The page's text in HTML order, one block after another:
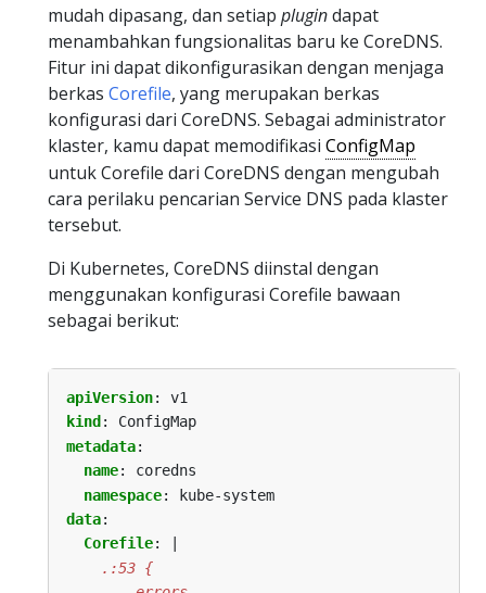
mudah dipasang, dan setiap plugindapat
menambahkan fungsionalitas baru ke CoreDNS.
Fitur ini dapat dikonfigurasikan dengan menjaga
berkas Corefile, yang merupakan berkas
konfigurasi dari CoreDNS. Sebagai administrator
klaster, kamu dapat memodifikasi ConfigMap
untuk Corefile dari CoreDNS dengan mengubah
cara perilaku pencarian Service DNS pada klaster
tersebut.
Di Kubernetes, CoreDNS diinstal dengan
menggunakan konfigurasi Corefile bawaan
sebagai berikut:
apiVersion:
v1
kind :
ConfigMap
metadata:
name:
coredns
namespace:
kube-system
data:
Corefile: